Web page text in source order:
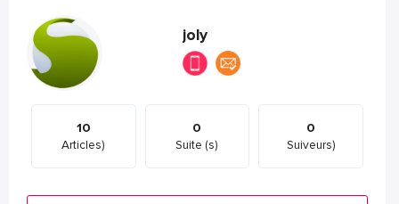
joly
10
Articles)
0
Suite (s)
0
Suiveurs)